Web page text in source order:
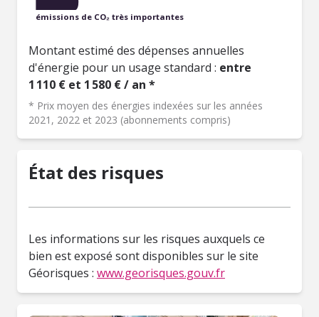
émissions de CO₂ très importantes
Montant estimé des dépenses annuelles
d'énergie pour un usage standard : entre
1 110 € et 1 580 € / an *
* Prix moyen des énergies indexées sur les années
2021, 2022 et 2023 (abonnements compris)
État des risques
Les informations sur les risques auxquels ce
bien est exposé sont disponibles sur le site
Géorisques : www.georisques.gouv.fr